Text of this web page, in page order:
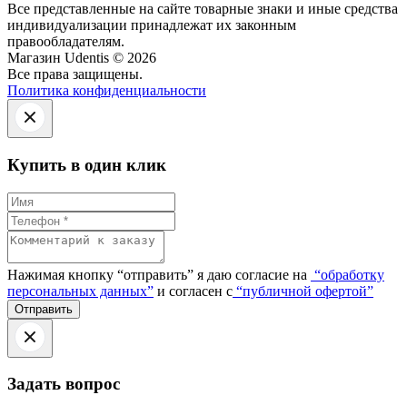
Все представленные на сайте товарные знаки и иные средства
индивидуализации принадлежат их законным
правообладателям.
Магазин Udentis © 2026
Все права защищены.
Политика конфиденциальности
Купить в один клик
Нажимая кнопку “отправить” я даю согласие на “обработку
персональных данных” и согласен с “публичной офертой”
Задать вопрос